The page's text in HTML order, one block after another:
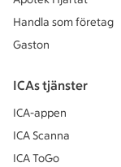
Handla som företag
Gaston
ICAs tjänster
ICA-appen
ICA Scanna
ICA ToGo